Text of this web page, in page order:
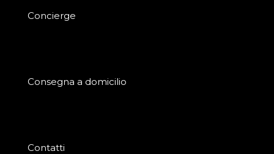
Concierge
Consegna a domicilio
Contatti